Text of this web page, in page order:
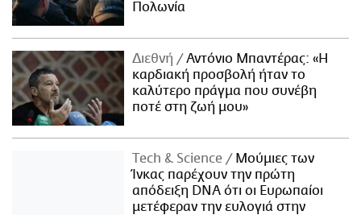
Πολωνία
Διεθνή
Αντόνιο Μπαντέρας: «Η
καρδιακή προσβολή ήταν το
καλύτερο πράγμα που συνέβη
ποτέ στη ζωή μου»
Τech & Science
Μούμιες των
Ίνκας παρέχουν την πρώτη
απόδειξη DNA ότι οι Ευρωπαίοι
μετέφεραν την ευλογιά στην